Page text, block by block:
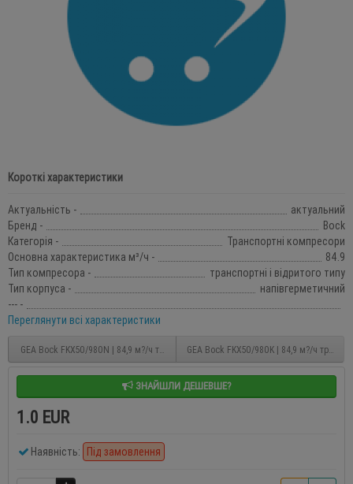
Короткі характеристики
Актуальність -
актуальний
Бренд -
Bock
Категорія -
Транспортні компресори
Основна характеристика м³/ч -
84.9
Тип компресора -
транспортні і відритого типу
Тип корпуса -
напівгерметичний
--- -
Переглянути всі характеристики
GEA Bock FKX50/980N | 84,9 м?/ч транспортний компресор
GEA Bock FKX50/980K | 84,9 м?/ч
ЗНАЙШЛИ ДЕШЕВШЕ?
1.0 EUR
Наявність: Під замовлення